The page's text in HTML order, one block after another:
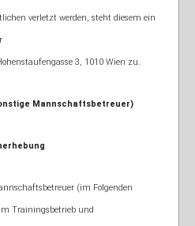
verletzt werden, steht diesem ein
3, 1010 Wien zu.
Mannschaftsbetreuer)
(im Folgenden
Trainingsbetrieb und